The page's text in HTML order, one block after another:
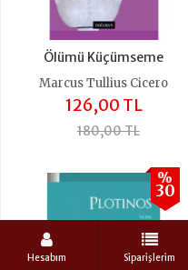
Hesabım Siparişlerim
Ölümü Küçümseme
Marcus Tullius Cicero
126,00 TL
180,00 TL
%
30